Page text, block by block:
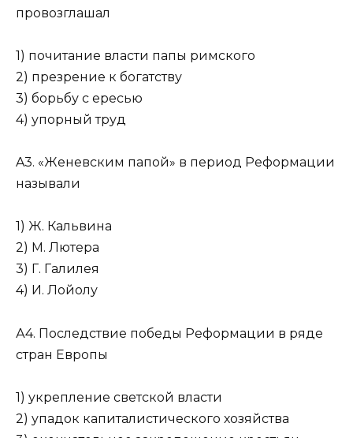
провозглашал
1) почитание власти папы римского
2) презрение к богатству
3) борьбу с ересью
4) упорный труд
A3. «Женевским папой» в период Реформации
называли
1) Ж. Кальвина
2) М. Лютера
3) Г. Галилея
4) И. Лойолу
А4. Последствие победы Реформации в ряде
стран Европы
1) укрепление светской власти
2) упадок капиталистического хозяйства